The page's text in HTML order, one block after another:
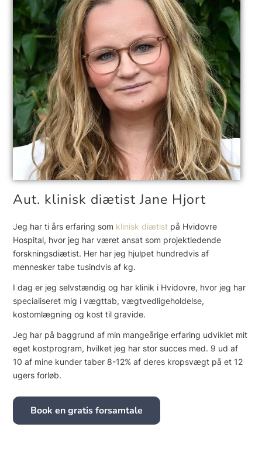
Aut. klinisk diætist Jane Hjort
Jeg har ti års erfaring som klinisk diætist på Hvidovre
Hospital, hvor jeg har været ansat som projektledende
forskningsdiætist. Her har jeg hjulpet hundredvis af
mennesker tabe tusindvis af kg.
I dag er jeg selvstændig og har klinik i Hvidovre, hvor jeg har
specialiseret mig i vægttab, vægtvedligeholdelse,
kostomlægning og kost til gravide.
Jeg har på baggrund af min mangeårige erfaring udviklet mit
eget kostprogram, hvilket jeg har stor succes med. 9 ud af
10 af mine kunder taber 8-12% af deres kropsvægt på et 12
ugers forløb.
Book en gratis forsamtale